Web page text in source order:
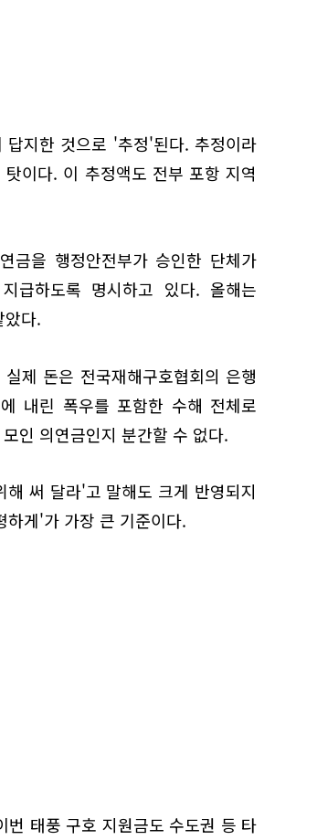
지한 것으로 '추정'된다. 추정이라
이다. 이 추정액도 전부 포항 지역
금을 행정안전부가 승인한 단체가
급하도록 명시하고 있다. 올해는
았다.
제 돈은 전국재해구호협회의 은행
내린 폭우를 포함한 수해 전체로
인 의연금인지 분간할 수 없다.
써 달라'고 말해도 크게 반영되지
하게'가 가장 큰 기준이다.
태풍 구호 지원금도 수도권 등 타